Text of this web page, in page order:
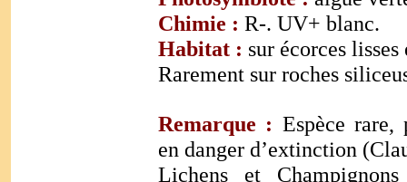
Chimie : R-. UV+ blanc.
Habitat : sur écorces
Rarement sur roches
Remarque : Espèce rare,
en danger d’extinction
Lichens et